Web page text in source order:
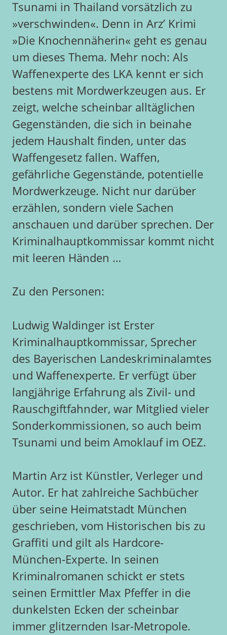
Tsunami in Thailand vorsätzlich zu
»verschwinden«. Denn in Arz’ Krimi
»Die Knochennäherin« geht es genau
um dieses Thema. Mehr noch: Als
Waffenexperte des LKA kennt er sich
bestens mit Mordwerkzeugen aus. Er
zeigt, welche scheinbar alltäglichen
Gegenständen, die sich in beinahe
jedem Haushalt finden, unter das
Waffengesetz fallen. Waffen,
gefährliche Gegenstände, potentielle
Mordwerkzeuge. Nicht nur darüber
erzählen, sondern viele Sachen
anschauen und darüber sprechen. Der
Kriminalhauptkommissar kommt nicht
mit leeren Händen …
Zu den Personen:
Ludwig Waldinger ist Erster
Kriminalhauptkommissar, Sprecher
des Bayerischen Landeskriminalamtes
und Waffenexperte. Er verfügt über
langjährige Erfahrung als Zivil- und
Rauschgiftfahnder, war Mitglied vieler
Sonderkommissionen, so auch beim
Tsunami und beim Amoklauf im OEZ.
Martin Arz ist Künstler, Verleger und
Autor. Er hat zahlreiche Sachbücher
über seine Heimatstadt München
geschrieben, vom Historischen bis zu
Graffiti und gilt als Hardcore-
München-Experte. In seinen
Kriminalromanen schickt er stets
seinen Ermittler Max Pfeffer in die
dunkelsten Ecken der scheinbar
immer glitzernden Isar-Metropole.